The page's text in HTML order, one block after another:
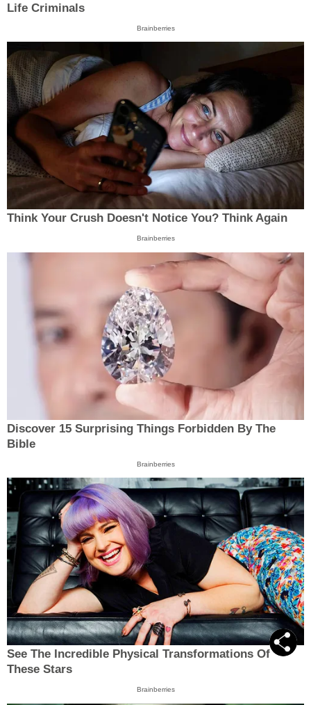
Life Criminals
Brainberries
Think Your Crush Doesn't Notice You? Think Again
Brainberries
Discover 15 Surprising Things Forbidden By The
Bible
Brainberries
See The Incredible Physical Transformations Of
These Stars
Brainberries